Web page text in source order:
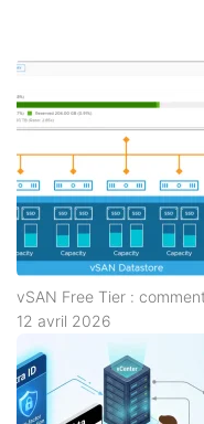
vSAN Free Tier :
12 avril 2026